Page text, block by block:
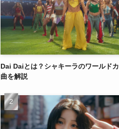
Dai Daiとは？シャキーラのワールド
曲を解説